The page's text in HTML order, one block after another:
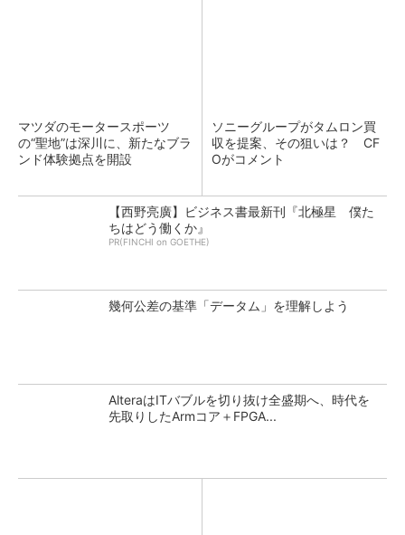
マツダのモータースポーツ
の“聖地”は深川に、新たなブラ
ンド体験拠点を開設
ソニーグループがタムロン買
収を提案、その狙いは？ CF
Oがコメント
【西野亮廣】ビジネス書最新刊『北極星 僕た
ちはどう働くか』
PR(FINCHI on GOETHE)
幾何公差の基準「データム」を理解しよう
AlteraはITバブルを切り抜け全盛期へ、時代を
先取りしたArmコア＋FPGA...